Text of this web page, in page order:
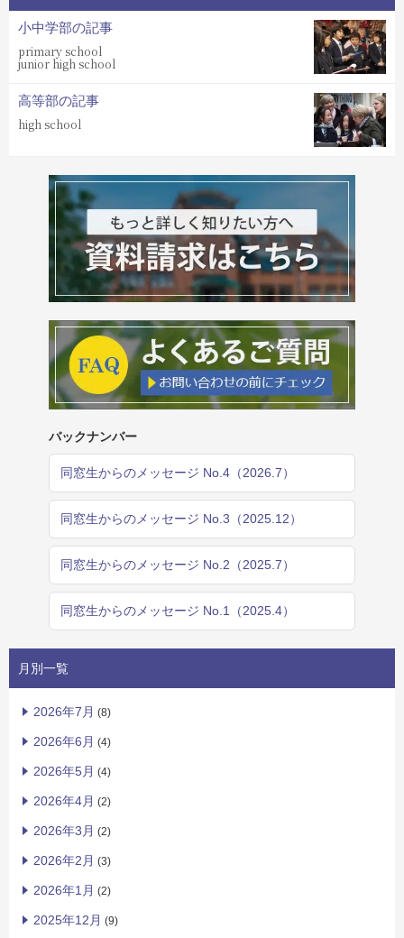
小中学部の記事
primary school
junior high school
高等部の記事
high school
バックナンバー
同窓生からのメッセージ No.4（2026.7）
同窓生からのメッセージ No.3（2025.12）
同窓生からのメッセージ No.2（2025.7）
同窓生からのメッセージ No.1（2025.4）
月別一覧
2026年7月 (8)
2026年6月 (4)
2026年5月 (4)
2026年4月 (2)
2026年3月 (2)
2026年2月 (3)
2026年1月 (2)
2025年12月 (9)